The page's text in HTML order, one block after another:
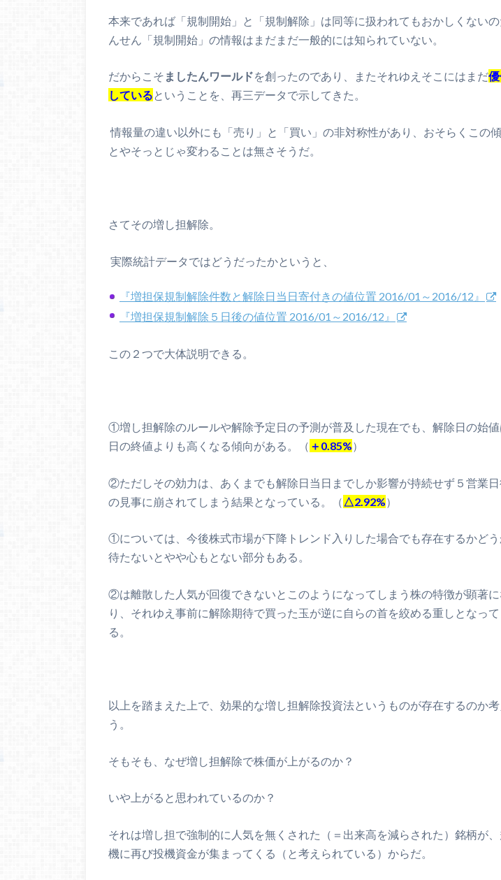
本来であれば「規制開始」と「規制解除」は同等に扱われてもおかしくない
んせん「規制開始」の情報はまだまだ一般的には知られていない。
だからこそ ましたんワールドを創ったのであり、またそれゆえそこにはまだ
している ということを、再三データで示してきた。
情報量の違い以外にも「売り」と「買い」の非対称性があり、おそらくこの
とやそっとじゃ変わることは無さそうだ。
さてその増し担解除。
実際統計データではどうだったかというと、
『増担保規制解除件数と解除日当日寄付きの値位置 2016/01～2016/12』
『増担保規制解除５日後の値位置 2016/01～2016/12』
この２つで大体説明できる。
①増し担解除のルールや解除予定日の予測が普及した現在でも、解除日の始
日の終値よりも高くなる傾向がある。（ ＋0.85%）
②ただしその効力は、あくまでも解除日当日までしか影響が持続せず５営業
の見事に崩されてしまう結果となっている。（ △2.92%）
①については、今後株式市場が下降トレンド入りした場合でも存在するかど
待たないとやや心もとない部分もある。
②は離散した人気が回復できないとこのようになってしまう株の特徴が顕著
り、それゆえ事前に解除期待で買った玉が逆に自らの首を絞める重しとなっ
る。
以上を踏まえた上で、効果的な増し担解除投資法というものが存在するのか考
う。
そもそも、なぜ増し担解除で株価が上がるのか？
いや上がると思われているのか？
それは増し担で強制的に人気を無くされた（＝出来高を減らされた）銘柄が
機に再び投機資金が集まってくる（と考えられている）からだ。